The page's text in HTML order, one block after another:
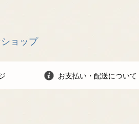
ョップ
お支払い・配送について